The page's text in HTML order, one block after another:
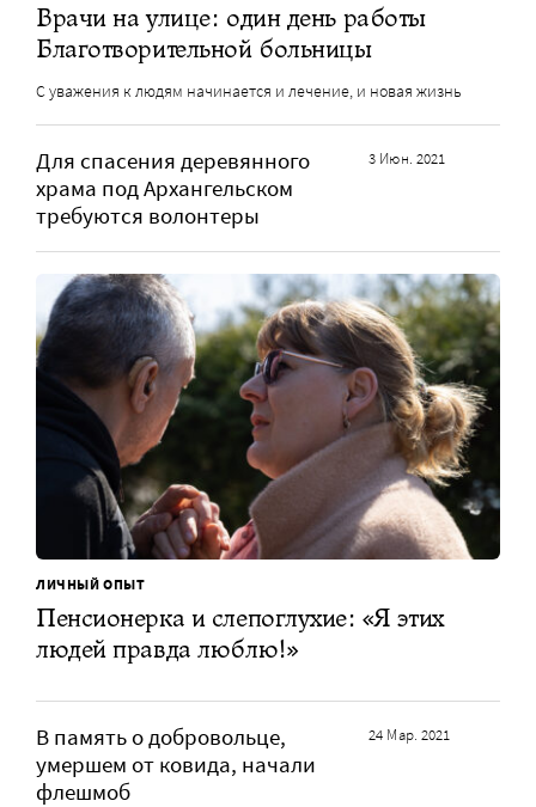
Врачи на улице: один день работы
Благотворительной больницы
С уважения к людям начинается и лечение, и новая жизнь
Для спасения деревянного
храма под Архангельском
требуются волонтеры
3 Июн. 2021
ЛИЧНЫЙ ОПЫТ
Пенсионерка и слепоглухие: «Я этих
людей правда люблю!»
В память о добровольце,
умершем от ковида, начали
флешмоб
24 Мар. 2021